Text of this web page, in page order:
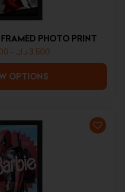
PHOTO PRINT
- 3.500 د.ك
OPTIONS